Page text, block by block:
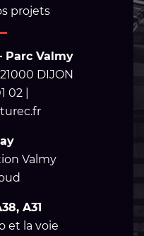
projets
Parc Valmy
DIJON
02 |
Valmy
A31
et la voie